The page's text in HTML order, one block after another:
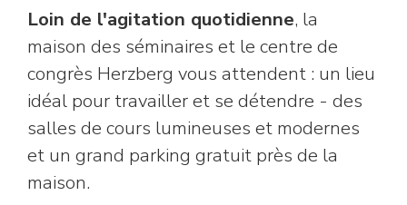
Loin de l'agitation quotidienne, la
maison des séminaires et le centre de
congrès Herzberg vous attendent : un lieu
idéal pour travailler et se détendre - des
salles de cours lumineuses et modernes
et un grand parking gratuit près de la
maison.